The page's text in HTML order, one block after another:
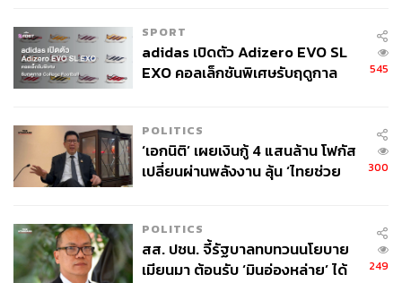
ทำความคุ้นเคยกับส่วนผสมเหล่านี้ (เช่น เจลาติน เคซีน และสี
บางชนิด) และพยายามหลีกเลี่ยงอาหารที่ไม่มีประโยชน์ต่อ
ร่างกาย
SPORT
adidas เปิดตัว Adizero EVO SL
EXO คอลเล็กชันพิเศษรับฤดูกาล
545
POLITICS
‘เอกนิติ’ เผยเงินกู้ 4 แสนล้าน โฟกัส
เปลี่ยนผ่านพลังงาน ลุ้น ‘ไทยช่วย
300
POLITICS
สส. ปชน. จี้รัฐบาลทบทวนนโยบาย
เมียนมา ต้อนรับ ‘มินอ่องหล่าย’ ได้
249